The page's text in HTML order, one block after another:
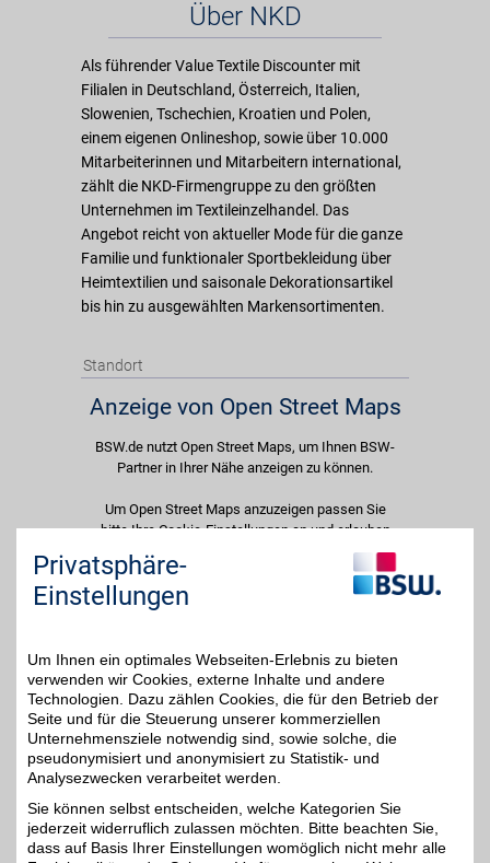
Über NKD
Als führender Value Textile Discounter mit
Filialen in Deutschland, Österreich, Italien,
Slowenien, Tschechien, Kroatien und Polen,
einem eigenen Onlineshop, sowie über 10.000
Mitarbeiterinnen und Mitarbeitern international,
zählt die NKD-Firmengruppe zu den größten
Unternehmen im Textileinzelhandel. Das
Angebot reicht von aktueller Mode für die ganze
Familie und funktionaler Sportbekleidung über
Heimtextilien und saisonale Dekorationsartikel
bis hin zu ausgewählten Markensortimenten.
Standort
Anzeige von Open Street Maps
BSW.de nutzt Open Street Maps, um Ihnen BSW-
Partner in Ihrer Nähe anzeigen zu können.
Um Open Street Maps anzuzeigen passen Sie
bitte Ihre Cookie-Einstellungen an und erlauben
Sie "Externe Inhalte". Diese Auswahl können Sie
jederzeit über die Cookie-Einstellungen im
unteren Seitenbereich ändern.
Adresse
Helene-Weigel-Platz 1-2
12681 Berlin
Filialen in der Nähe
Privatsphäre-
Einstellungen
Um Ihnen ein optimales Webseiten-Erlebnis zu bieten
verwenden wir Cookies, externe Inhalte und andere
Technologien. Dazu zählen Cookies, die für den Betrieb der
Seite und für die Steuerung unserer kommerziellen
Unternehmensziele notwendig sind, sowie solche, die
pseudonymisiert und anonymisiert zu Statistik- und
Analysezwecken verarbeitet werden.
Sie können selbst entscheiden, welche Kategorien Sie
jederzeit widerruflich zulassen möchten. Bitte beachten Sie,
dass auf Basis Ihrer Einstellungen womöglich nicht mehr alle